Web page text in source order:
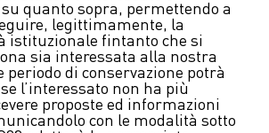
quanto sopra, permettendo a
legittimamente, la
istituzionale fintanto che si
sia interessata alla nostra
periodo di conservazione potrà
l’interessato non ha più
proposte ed informazioni
con le modalità sotto